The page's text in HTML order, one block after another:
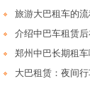
旅游大巴租车的
介绍中巴车租赁
郑州中巴长期租
大巴租赁：夜间